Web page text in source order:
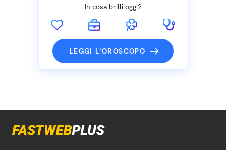
In cosa brilli oggi?
LEGGI L'OROSCOPO